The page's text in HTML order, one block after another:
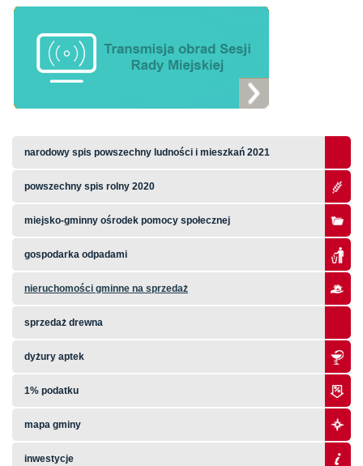
narodowy spis powszechny ludności i mieszkań 2021
powszechny spis rolny 2020
miejsko-gminny ośrodek pomocy społecznej
gospodarka odpadami
nieruchomości gminne na sprzedaż
sprzedaż drewna
dyżury aptek
1% podatku
mapa gminy
inwestycje